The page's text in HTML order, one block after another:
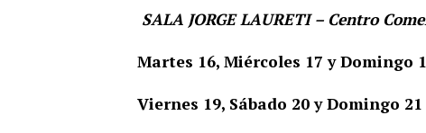
SALA JORGE LAURETI – Centro
Martes 16, Miércoles 17 y Domingo
Viernes 19, Sábado 20 y Domingo 21